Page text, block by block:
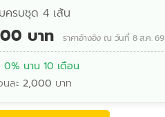
ครบชุด 4 เส้น
บาท ราคาอ้างอิง ณ วันที่ 8 ส.ค.
0% นาน 10 เดือน
ละ 2,000 บาท